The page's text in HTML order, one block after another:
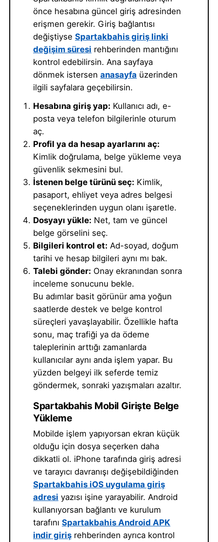
önce hesabına güncel giriş adresinden
erişmen gerekir. Giriş bağlantısı
değiştiyseSpartakbahis giriş linki
değişim süresi rehberinden mantığını
kontrol edebilirsin. Ana sayfaya
dönmek istersenanasayfa üzerinden
ilgili sayfalara geçebilirsin.
Hesabına giriş yap: Kullanıcı adı, e-
posta veya telefon bilgilerinle oturum
aç.
Profil ya da hesap ayarlarını aç:
Kimlik doğrulama, belge yükleme veya
güvenlik sekmesini bul.
İstenen belge türünü seç: Kimlik,
pasaport, ehliyet veya adres belgesi
seçeneklerinden uygun olanı işaretle.
Dosyayı yükle: Net, tam ve güncel
belge görselini seç.
Bilgileri kontrol et: Ad-soyad, doğum
tarihi ve hesap bilgileri aynı mı bak.
Talebi gönder: Onay ekranından sonra
inceleme sonucunu bekle.
Bu adımlar basit görünür ama yoğun
saatlerde destek ve belge kontrol
süreçleri yavaşlayabilir. Özellikle hafta
sonu, maç trafiği ya da ödeme
taleplerinin arttığı zamanlarda
kullanıcılar aynı anda işlem yapar. Bu
yüzden belgeyi ilk seferde temiz
göndermek, sonraki yazışmaları azaltır.
Spartakbahis Mobil Girişte Belge
Yükleme
Mobilde işlem yapıyorsan ekran küçük
olduğu için dosya seçerken daha
dikkatli ol. iPhone tarafında giriş adresi
ve tarayıcı davranışı değişebildiğinden
Spartakbahis iOS uygulama giriş
adresi yazısı işine yarayabilir. Android
kullanıyorsan bağlantı ve kurulum
tarafınıSpartakbahis Android APK
indir giriş rehberinden ayrıca kontrol